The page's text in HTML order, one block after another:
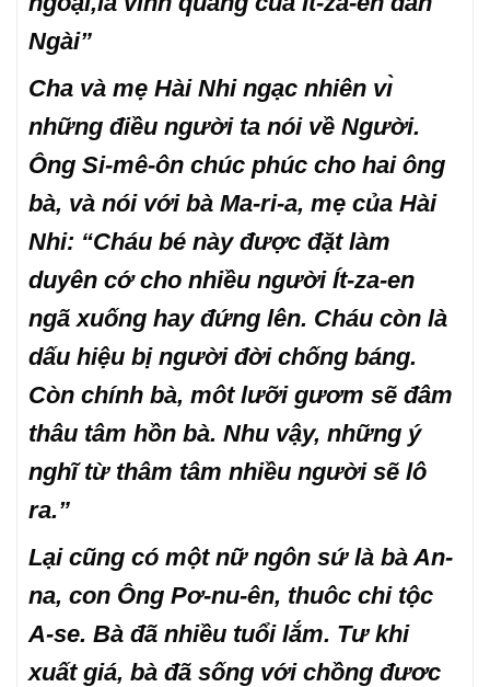
Ngài”
Cha và mẹ Hài Nhi ngạc nhiên vı̀
những điều người ta nói về Người.
Ông Si-mê-ôn chúc phúc cho hai ông
bà, và nói với bà Ma-ri-a, mẹ của Hài
Nhi: “Cháu bé này được đặt làm
duyên cớ cho nhiều người Ít-za-en
ngã xuống hay đứng lên. Cháu còn là
dấu hiệu bị người đời chống báng.
Còn chính bà, môt lưỡi gươm sẽ đâm
thâu tâm hồn bà. Nhu vậy, những ý
nghĩ từ thâm tâm nhiều người sẽ lô
ra.”
Lại cũng có một nữ ngôn sứ là bà An-
na, con Ông Pơ-nu-ên, thuôc chi tộc
A-se. Bà đã nhiều tuổi lắm. Tư khi
xuất giá, bà đã sống với chồng đươc